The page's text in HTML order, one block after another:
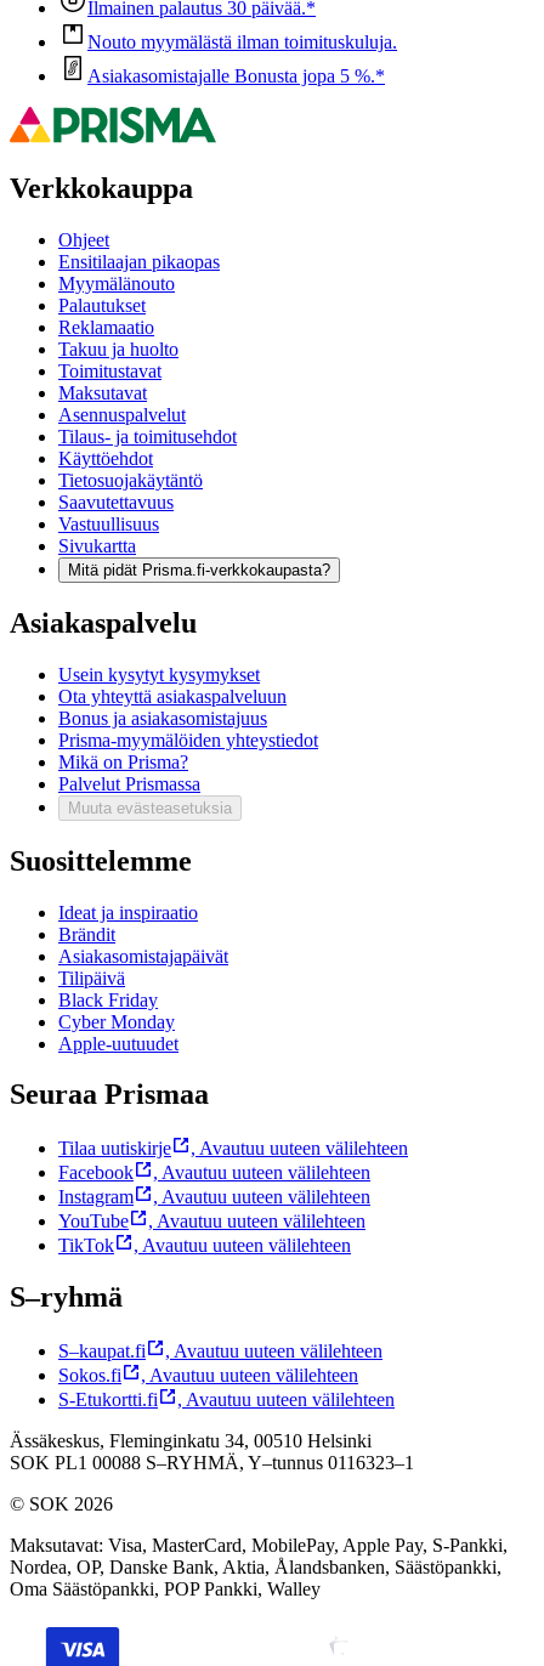
Ilmainen palautus 30 päivää.*
Nouto myymälästä ilman toimituskuluja.
Asiakasomistajalle Bonusta jopa 5 %.*
Verkkokauppa
Ohjeet
Ensitilaajan pikaopas
Myymälänouto
Palautukset
Reklamaatio
Takuu ja huolto
Toimitustavat
Maksutavat
Asennuspalvelut
Tilaus- ja toimitusehdot
Käyttöehdot
Tietosuojakäytäntö
Saavutettavuus
Vastuullisuus
Sivukartta
Mitä pidät Prisma.fi-verkkokaupasta?
Asiakaspalvelu
Usein kysytyt kysymykset
Ota yhteyttä asiakaspalveluun
Bonus ja asiakasomistajuus
Prisma-myymälöiden yhteystiedot
Mikä on Prisma?
Palvelut Prismassa
Muuta evästeasetuksia
Suosittelemme
Ideat ja inspiraatio
Brändit
Asiakasomistajapäivät
Tilipäivä
Black Friday
Cyber Monday
Apple-uutuudet
Seuraa Prismaa
Tilaa uutiskirje , Avautuu uuteen välilehteen
Facebook
, Avautuu uuteen välilehteen
Instagram
, Avautuu uuteen välilehteen
YouTube
, Avautuu uuteen välilehteen
TikTok
, Avautuu uuteen välilehteen
S–ryhmä
S–kaupat.fi , Avautuu uuteen välilehteen
Sokos.fi
, Avautuu uuteen välilehteen
S-Etukortti.fi
, Avautuu uuteen välilehteen
Ässäkeskus, Fleminginkatu 34, 00510 Helsinki
SOK PL1 00088 S–RYHMÄ, Y–tunnus 0116323–1
© SOK 2026
Maksutavat: Visa, MasterCard, MobilePay, Apple Pay, S-Pankki,
Nordea, OP, Danske Bank, Aktia, Ålandsbanken, Säästöpankki,
Oma Säästöpankki, POP Pankki, Walley